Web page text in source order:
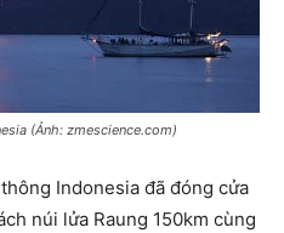
(Ảnh: zmescience.com)
Indonesia đã đóng cửa
núi lửa Raung 150km cùng